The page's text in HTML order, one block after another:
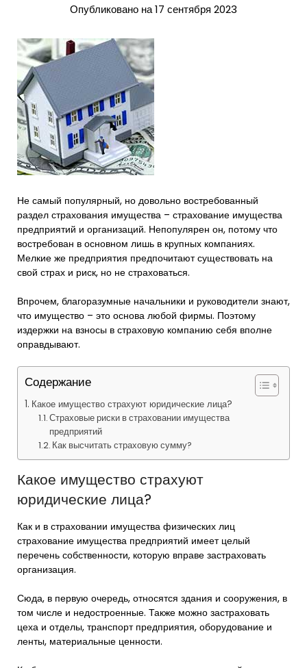
Опубликовано на 17 сентября 2023
Не самый популярный, но довольно востребованный
раздел страхования имущества – страхование имущества
предприятий и организаций. Непопулярен он, потому что
востребован в основном лишь в крупных компаниях.
Мелкие же предприятия предпочитают существовать на
свой страх и риск, но не страховаться.
Впрочем, благоразумные начальники и руководители знают,
что имущество – это основа любой фирмы. Поэтому
издержки на взносы в страховую компанию себя вполне
оправдывают.
Содержание
Какое имущество страхуют юридические лица?
Страховые риски в страховании имущества
предприятий
Как высчитать страховую сумму?
Какое имущество страхуют
юридические лица?
Как и в страховании имущества физических лиц
страхование имущества предприятий имеет целый
перечень собственности, которую вправе застраховать
организация.
Сюда, в первую очередь, относятся здания и сооружения, в
том числе и недостроенные. Также можно застраховать
цеха и отделы, транспорт предприятия, оборудование и
ленты, материальные ценности.